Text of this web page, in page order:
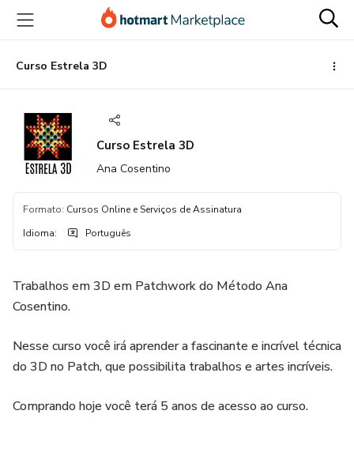
para
conteúdo
principal
para
pagamento
para
rodapé
Curso Estrela 3D
Curso Estrela 3D
Ana Cosentino
Formato: Cursos Online e Serviços de Assinatura
Idioma: Português
Trabalhos em 3D em Patchwork do Método Ana
Cosentino.
Nesse curso você irá aprender a fascinante e incrível técnica
do 3D no Patch, que possibilita trabalhos e artes incríveis.
Comprando hoje você terá 5 anos de acesso ao curso.